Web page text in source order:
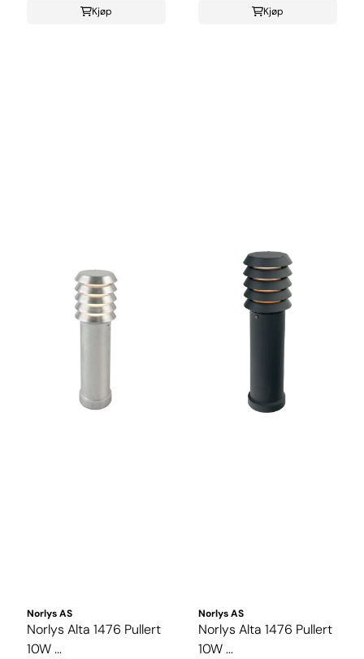
Kjøp
Kjøp
Norlys AS
Norlys Alta 1476 Pullert
10W ...
Norlys AS
Norlys Alta 1476 Pullert
10W ...